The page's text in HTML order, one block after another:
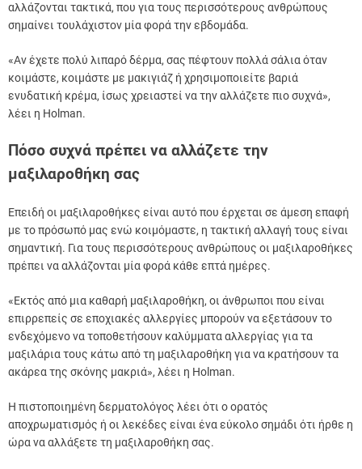
αλλάζονται τακτικά, που για τους περισσότερους ανθρώπους
σημαίνει τουλάχιστον μία φορά την εβδομάδα.
«Αν έχετε πολύ λιπαρό δέρμα, σας πέφτουν πολλά σάλια όταν
κοιμάστε, κοιμάστε με μακιγιάζ ή χρησιμοποιείτε βαριά
ενυδατική κρέμα, ίσως χρειαστεί να την αλλάζετε πιο συχνά»,
λέει η Holman.
Πόσο συχνά πρέπει να αλλάζετε την
μαξιλαροθήκη σας
Επειδή οι μαξιλαροθήκες είναι αυτό που έρχεται σε άμεση επαφή
με το πρόσωπό μας ενώ κοιμόμαστε, η τακτική αλλαγή τους είναι
σημαντική. Για τους περισσότερους ανθρώπους οι μαξιλαροθήκες
πρέπει να αλλάζονται μία φορά κάθε επτά ημέρες.
«Εκτός από μια καθαρή μαξιλαροθήκη, οι άνθρωποι που είναι
επιρρεπείς σε εποχιακές αλλεργίες μπορούν να εξετάσουν το
ενδεχόμενο να τοποθετήσουν καλύμματα αλλεργίας για τα
μαξιλάρια τους κάτω από τη μαξιλαροθήκη για να κρατήσουν τα
ακάρεα της σκόνης μακριά», λέει η Holman.
Η πιστοποιημένη δερματολόγος λέει ότι ο ορατός
αποχρωματισμός ή οι λεκέδες είναι ένα εύκολο σημάδι ότι ήρθε η
ώρα να αλλάξετε τη μαξιλαροθήκη σας.